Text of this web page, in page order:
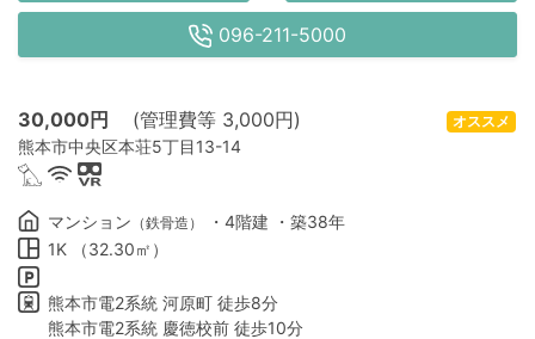
096-211-5000
30,000円 (管理費等 3,000円)
熊本市中央区本荘5丁目13-14
オススメ
マンション （鉄骨造）
・4階建 ・築38年
1K （32.30㎡）
熊本市電2系統 河原町 徒歩8分
熊本市電2系統 慶徳校前 徒歩10分